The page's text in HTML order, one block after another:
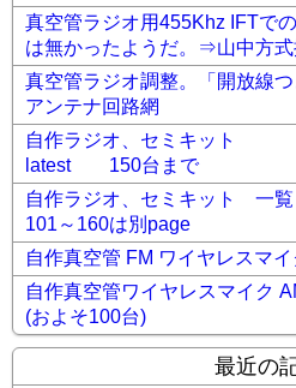
真空管ラジオ用455Khz IFT
は無かったようだ。⇒山中方式
真空管ラジオ調整。「開放線
アンテナ回路網
自作ラジオ、セミキッ
latest 150台まで
自作ラジオ、セミキット 一
101～160は別page
自作真空管 FM ワイヤレス
自作真空管ワイヤレスマイ
(およそ100台)
最近の